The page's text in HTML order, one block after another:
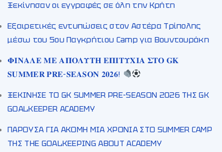
Ξεκίνησαν οι εγγραφές σε όλη την Κρήτη
Εξαιρετικές εντυπώσεις στον Αστέρα Τρίπολης
μέσω του 5ου Παγκρήτιου Camp για Βουντουράκη
𝚽𝚰𝚴𝚨𝚲𝚬 𝚳𝚬 𝚨𝚷𝚶𝚲𝚼𝚻𝚮 𝚬𝚷𝚰𝚻𝚼𝚾𝚰𝚨 𝚺𝚻𝚶 𝐆𝐊
𝐒𝐔𝐌𝐌𝐄𝐑 𝐏𝐑𝐄-𝐒𝐄𝐀𝐒𝐎𝐍 𝟐𝟎𝟐𝟔!
ΞΕΚΙΝΗΣΕ ΤΟ GK SUMMER PRE-SEASON 2026 ΤΗΣ GK
GOALKEEPER ACADEMY
ΠΑΡΟΥΣΑ ΓΙΑ ΑΚΟΜΗ ΜΙΑ ΧΡΟΝΙΑ ΣΤΟ SUMMER CAMP
ΤΗΣ THE GOALKEEPING ABOUT ACADEMY